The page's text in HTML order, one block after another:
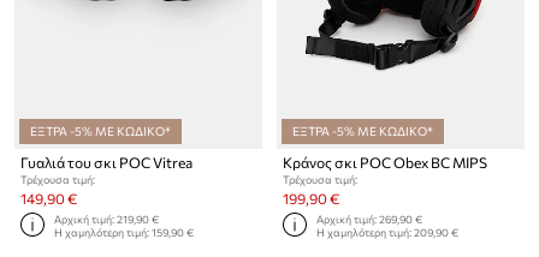
ΕΞΤΡΑ -5% ΜΕ ΚΩΔΙΚΟ*
Γυαλιά του σκι POC Vitrea
Τρέχουσα τιμή:
149,90 €
Αρχική τιμή:219,90 €
Η χαμηλότερη τιμή:159,90 €
ΕΞΤΡΑ -5% ΜΕ ΚΩΔΙΚΟ*
Κράνος σκι POC Obex BC MIPS
Τρέχουσα τιμή:
199,90 €
Αρχική τιμή:269,90 €
Η χαμηλότερη τιμή:209,90 €